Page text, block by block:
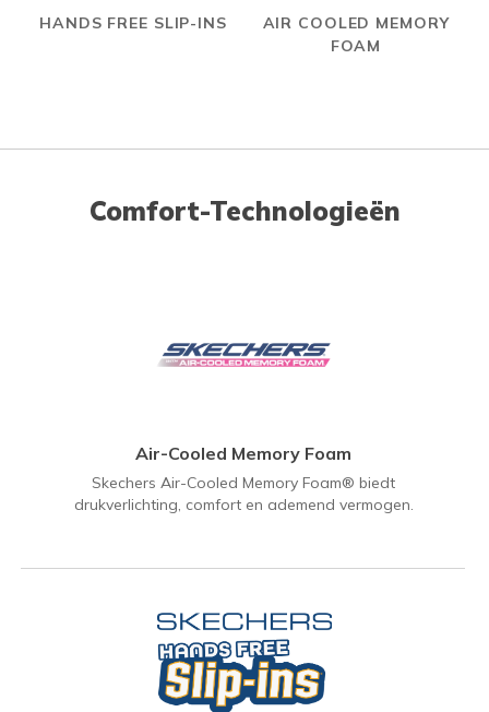
HANDS FREE SLIP-INS
AIR COOLED MEMORY
FOAM
Comfort-Technologieën
Air-Cooled Memory Foam
Skechers Air-Cooled Memory Foam® biedt
drukverlichting, comfort en ademend vermogen.